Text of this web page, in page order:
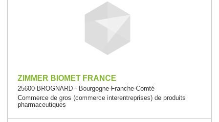
ZIMMER BIOMET FRANCE
25600 BROGNARD - Bourgogne-Franche-Comté
Commerce de gros (commerce interentreprises) de produits
pharmaceutiques